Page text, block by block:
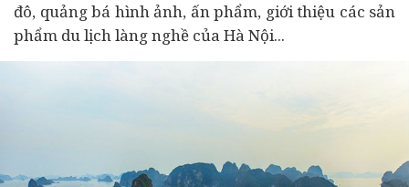
đô, quảng bá hình ảnh, ấn phẩm, giới thiệu các sản
phẩm du lịch làng nghề của Hà Nội...